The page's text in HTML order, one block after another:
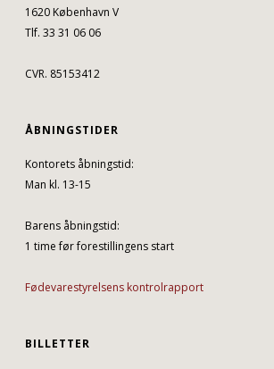
1620 København V
Tlf. 33 31 06 06
CVR. 85153412
ÅBNINGSTIDER
Kontorets åbningstid:
Man kl. 13-15
Barens åbningstid:
1 time før forestillingens start
Fødevarestyrelsens kontrolrapport
BILLETTER